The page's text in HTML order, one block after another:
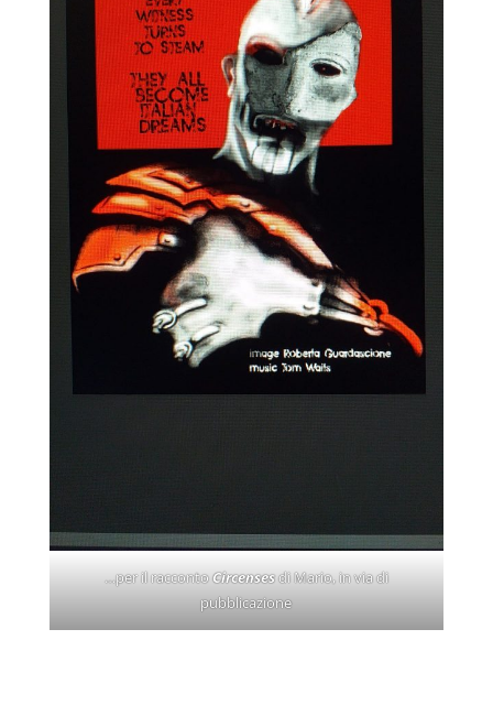
…per il raccontoCircensesdi Mario, in via di
pubblicazione